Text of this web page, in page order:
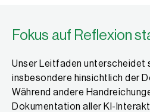
Fokus auf Reflexion
Unser Leitfaden unterscheidet
insbesondere hinsichtlich der
Während andere
Dokumentation aller KI-